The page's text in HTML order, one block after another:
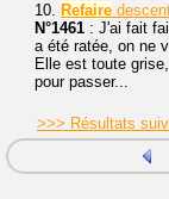
10. Refaire
N°1461 : J'ai fait
a été ratée, on ne
Elle est toute
pour passer...
>>> Résultats